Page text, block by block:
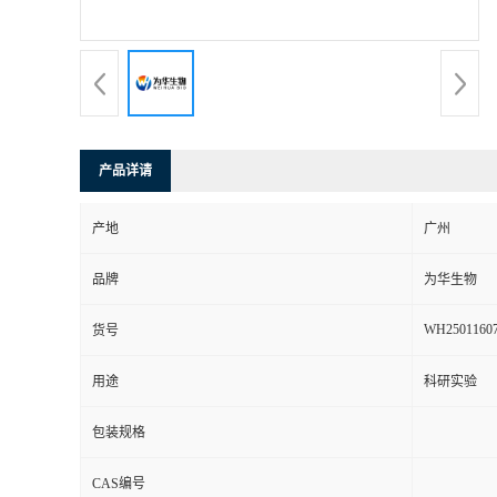
产品详请
产地 广州
品牌 为华生物
货号
用途 科研实验
包装规格
CAS编号